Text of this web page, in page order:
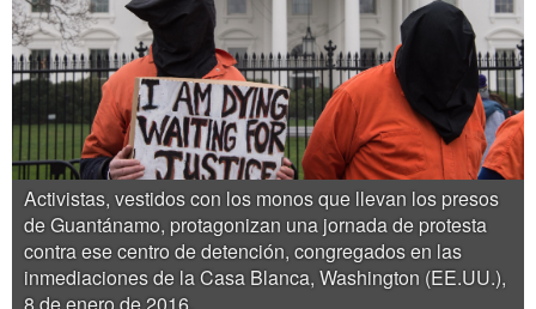
Activistas, vestidos con los monos que llevan los presos
de Guantánamo, protagonizan una jornada de protesta
contra ese centro de detención, congregados en las
inmediaciones de la Casa Blanca, Washington (EE.UU.),